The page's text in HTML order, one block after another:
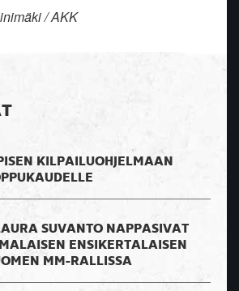
/ AKK
KILPAILUOHJELMAAN
SUVANTO NAPPASIVAT
ENSIKERTALAISEN
MM-RALLISSA